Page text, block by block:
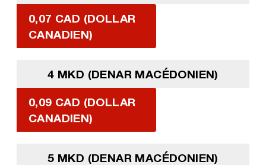
0,07 CAD (DOLLAR
CANADIEN)
4 MKD (DENAR MACÉDONIEN)
0,09 CAD (DOLLAR
CANADIEN)
5 MKD (DENAR MACÉDONIEN)